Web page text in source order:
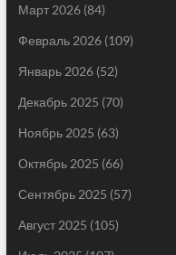
Март 2026(84)
Февраль 2026(109)
Январь 2026(52)
Декабрь 2025 (70)
Ноябрь 2025 (63)
Октябрь 2025 (66)
Сентябрь 2025 (57)
Август 2025 (105)